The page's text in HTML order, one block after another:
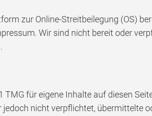
zur Online-Streitbeilegung (OS)
Wir sind nicht bereit oder
für eigene Inhalte auf diesen
nicht verpflichtet, übermittelte